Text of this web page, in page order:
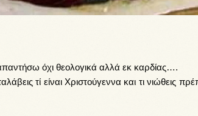
όχι θεολογικά αλλά εκ καρδίας….
τί είναι Χριστούγεννα και τι νιώθεις